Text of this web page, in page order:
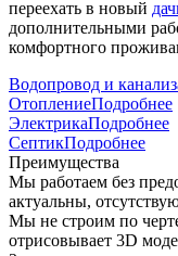
переехать в новый
дополнительными
комфортного
Водопровод и
ОтоплениеПодробнее
ЭлектрикаПодробнее
СептикПодробнее
Преимущества
Мы работаем без
актуальны,
Мы не строим по
отрисовывает 3D